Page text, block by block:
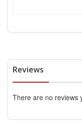
Reviews
There are no reviews